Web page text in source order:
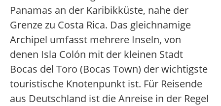
Panamas an der Karibikküste, nahe der
Grenze zu Costa Rica. Das gleichnamige
Archipel umfasst mehrere Inseln, von
denen Isla Colón mit der kleinen Stadt
Bocas del Toro (Bocas Town) der wichtigste
touristische Knotenpunkt ist. Für Reisende
aus Deutschland ist die Anreise in der Regel